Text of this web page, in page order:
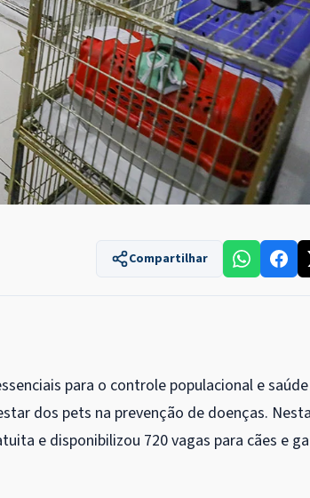
Compartilhar
para o controle populacional e saúde
dos pets na prevenção de doenças.
e disponibilizou 720 vagas para cães e